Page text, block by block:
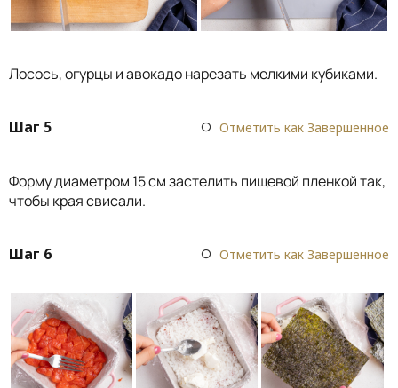
Лосось, огурцы и авокадо нарезать мелкими кубиками.
Шаг 5 Отметить как Завершенное
Форму диаметром 15 см застелить пищевой пленкой так,
чтобы края свисали.
Шаг 6 Отметить как Завершенное